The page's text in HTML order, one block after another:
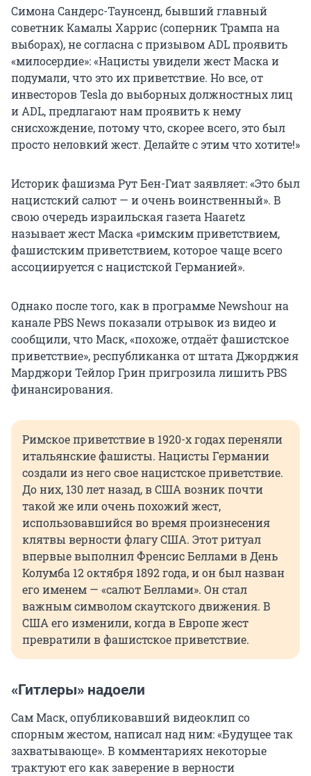
Симона Сандерс-Таунсенд, бывший главный
советник Камалы Харрис (соперник Трампа на
выборах), не согласна с призывом ADL проявить
«милосердие»: «Нацисты увидели жест Маска и
подумали, что это их приветствие. Но все, от
инвесторов Tesla до выборных должностных лиц
и ADL, предлагают нам проявить к нему
снисхождение, потому что, скорее всего, это был
просто неловкий жест. Делайте с этим что хотите!»
Историк фашизма Рут Бен-Гиат заявляет: «Это был
нацистский салют — и очень воинственный». В
свою очередь израильская газета Haaretz
называет жест Маска «римским приветствием,
фашистским приветствием, которое чаще всего
ассоциируется с нацистской Германией».
Однако после того, как в программе Newshour на
канале PBS News показали отрывок из видео и
сообщили, что Маск, «похоже, отдаёт фашистское
приветствие», республиканка от штата Джорджия
Марджори Тейлор Грин пригрозила лишить PBS
финансирования.
Римское приветствие в 1920-х годах переняли
итальянские фашисты. Нацисты Германии
создали из него свое нацистское приветствие.
До них, 130 лет назад, в США возник почти
такой же или очень похожий жест,
использовавшийся во время произнесения
клятвы верности флагу США. Этот ритуал
впервые выполнил Френсис Беллами в День
Колумба 12 октября 1892 года, и он был назван
его именем — «салют Беллами». Он стал
важным символом скаутского движения. В
США его изменили, когда в Европе жест
превратили в фашистское приветствие.
«Гитлеры» надоели
Сам Маск, опубликовавший видеоклип со
спорным жестом, написал над ним: «Будущее так
захватывающе». В комментариях некоторые
трактуют его как заверение в верности